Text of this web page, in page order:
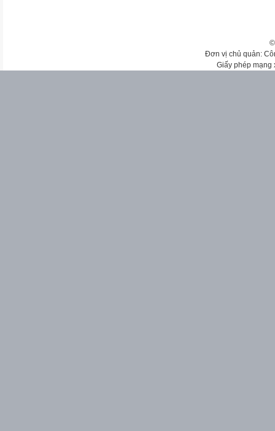
Đơn vị chủ quản:
Giấy phép mạng